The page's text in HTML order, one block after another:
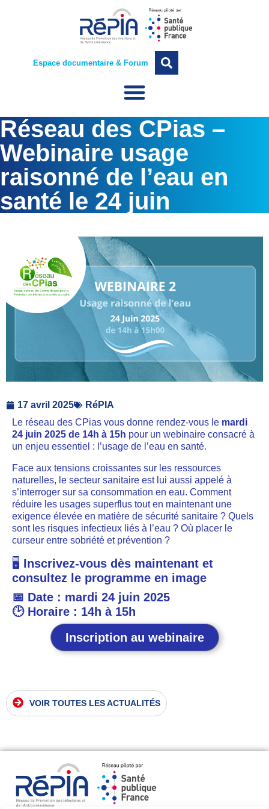
Espace documentaire & Forum
Réseau des CPias –
Webinaire usage
raisonné de l’eau en
santé le 24 juin
17 avril 2025
RéPIA
Le réseau des CPias vous donne rendez-vous le mardi
24 juin 2025 de 14h à 15h pour un webinaire consacré à
un enjeu essentiel : l’usage de l’eau en santé.
Face aux tensions croissantes sur les ressources
naturelles, le secteur sanitaire est lui aussi appelé à
s’interroger sur sa consommation en eau. Comment
réduire les usages superflus tout en maintenant une
exigence élevée en matière de sécurité sanitaire ? Quels
sont les risques infectieux liés à l’eau ? Où placer le
curseur entre sobriété et prévention ?
🖥️ Inscrivez-vous dès maintenant et
consultez le programme en image
📅 Date : mardi 24 juin 2025
🕑 Horaire : 14h à 15h
Inscription au webinaire
VOIR TOUTES LES ACTUALITÉS